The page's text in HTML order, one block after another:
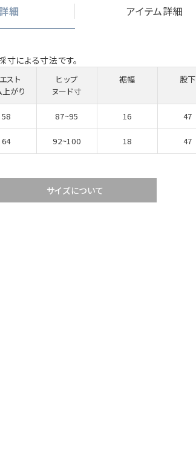
細 アイテム詳細
による寸法です。
スト
がり
ヒップ
ヌード寸
裾幅 股下
58 87~95 16 47
64 92~100 18 47
サイズについて